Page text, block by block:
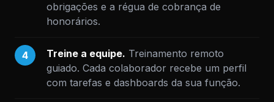
obrigações e a régua de cobrança de
honorários.
4 Treine a equipe. Treinamento remoto
guiado. Cada colaborador recebe um perfil
com tarefas e dashboards da sua função.